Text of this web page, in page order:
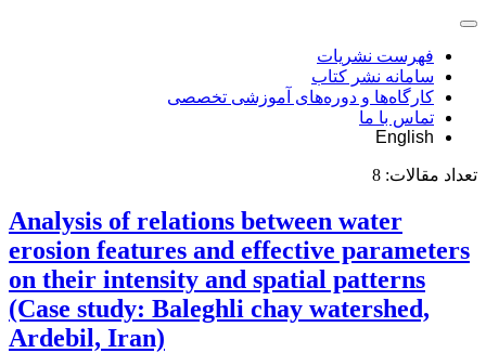
فهرست نشریات
سامانه نشر کتاب
کارگاه‌ها و دوره‌های آموزشی تخصصی
تماس با ما
English
تعداد مقالات: 8
Analysis of relations between water
erosion features and effective parameters
on their intensity and spatial patterns
(Case study: Baleghli chay watershed,
Ardebil, Iran)